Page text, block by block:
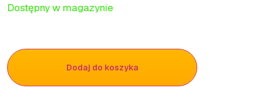
Dostępny w magazynie
Dodaj do koszyka